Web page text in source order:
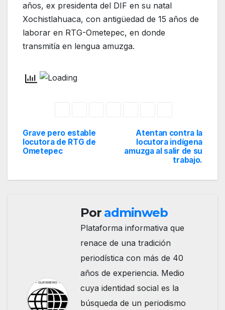
años, ex presidenta del DIF en su natal
Xochistlahuaca, con antigüedad de 15 años de
laborar en RTG-Ometepec, en donde
transmitía en lengua amuzga.
Navegación
de
entradas
Atentan contra la
locutora indígena
amuzga al salir de su
trabajo.
Grave pero estable
locutora de RTG de
Ometepec
Por adminweb
Plataforma informativa que
renace de una tradición
periodística con más de 40
años de experiencia. Medio
cuya identidad social es la
búsqueda de un periodismo